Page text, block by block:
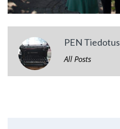
PEN Tiedotus
All Posts